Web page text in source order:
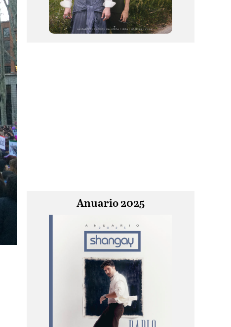
Anuario 2025